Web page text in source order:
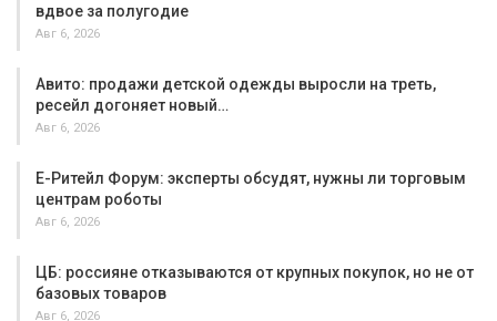
вдвое за полугодие
Авг 6, 2026
Авито: продажи детской одежды выросли на треть,
ресейл догоняет новый…
Авг 6, 2026
Е-Ритейл Форум: эксперты обсудят, нужны ли торговым
центрам роботы
Авг 6, 2026
ЦБ: россияне отказываются от крупных покупок, но не от
базовых товаров
Авг 6, 2026